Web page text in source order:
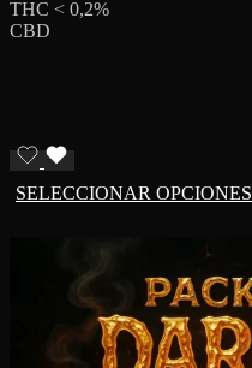
THC < 0,2%
CBD
SELECCIONAR OPCIONES